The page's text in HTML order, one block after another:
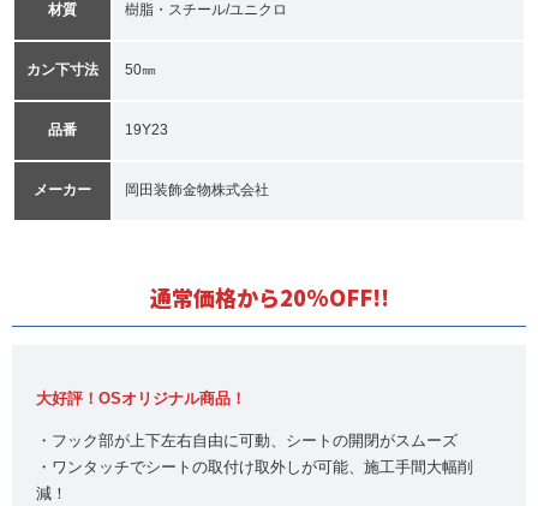
材質 樹脂・スチール/ユニクロ
カン下寸法 50㎜
品番 19Y23
メーカー 岡田装飾金物株式会社
通常価格から20%OFF!!
大好評！OSオリジナル商品！
・フック部が上下左右自由に可動、シートの開閉がスムーズ
・ワンタッチでシートの取付け取外しが可能、施工手間大幅削
減！